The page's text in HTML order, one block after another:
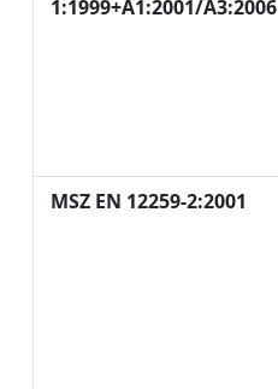
1:1999+A1:2001/A3:2006
MSZ EN 12259-2:2001